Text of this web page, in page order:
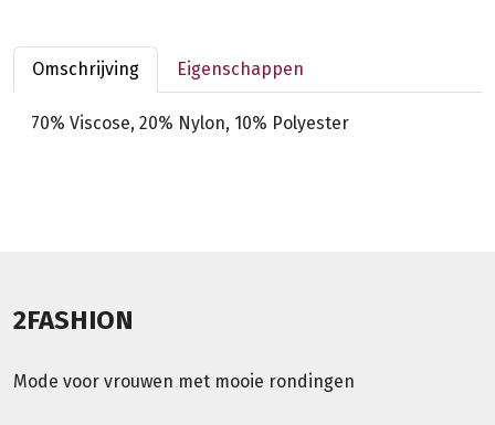
Omschrijving Eigenschappen
70% Viscose, 20% Nylon, 10% Polyester
2FASHION
Mode voor vrouwen met mooie rondingen